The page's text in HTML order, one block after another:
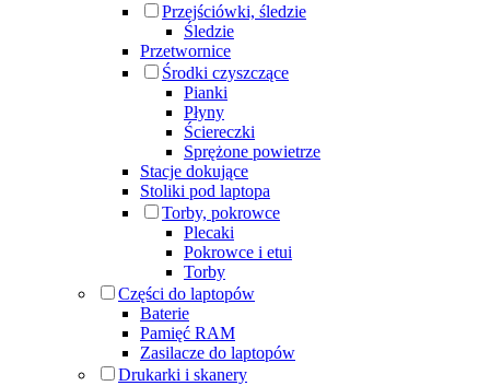
Przejściówki, śledzie
Śledzie
Przetwornice
Środki czyszczące
Pianki
Płyny
Ściereczki
Sprężone powietrze
Stacje dokujące
Stoliki pod laptopa
Torby, pokrowce
Plecaki
Pokrowce i etui
Torby
Części do laptopów
Baterie
Pamięć RAM
Zasilacze do laptopów
Drukarki i skanery